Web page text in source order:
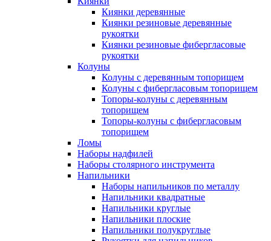
Киянки деревянные
Киянки резиновые деревянные
рукоятки
Киянки резиновые фибергласовые
рукоятки
Колуны
Колуны с деревянным топорищем
Колуны с фибергласовым топорищем
Топоры-колуны с деревянным
топорищем
Топоры-колуны с фибергласовым
топорищем
Ломы
Наборы надфилей
Наборы столярного инструмента
Напильники
Наборы напильников по металлу
Напильники квадратные
Напильники круглые
Напильники плоские
Напильники полукруглые